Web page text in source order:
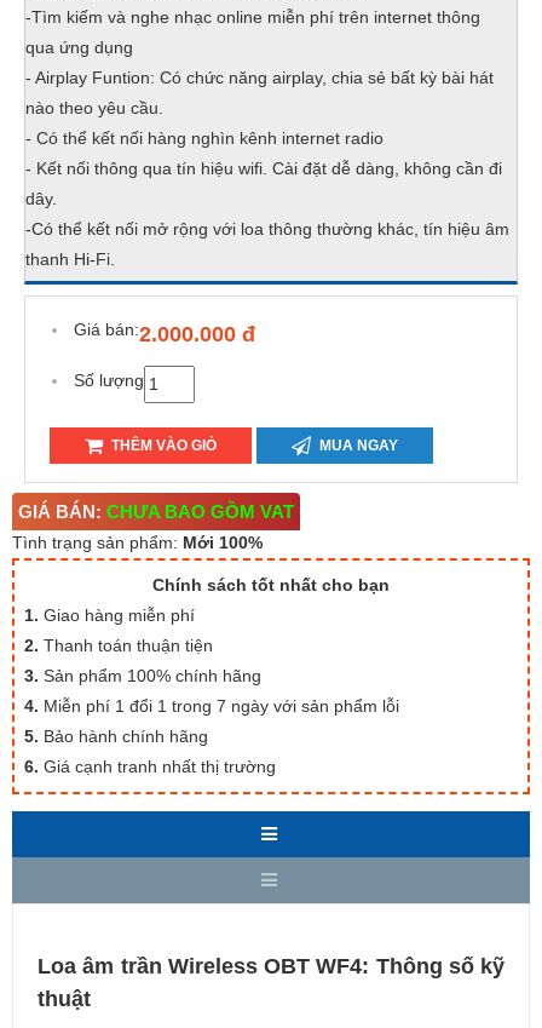
-Tìm kiếm và nghe nhạc online miễn phí trên internet thông
qua ứng dụng
- Airplay Funtion: Có chức năng airplay, chia sẻ bất kỳ bài hát
nào theo yêu cầu.
- Có thể kết nối hàng nghìn kênh internet radio
- Kết nối thông qua tín hiệu wifi. Cài đặt dễ dàng, không cần đi
dây.
-Có thể kết nối mở rộng với loa thông thường khác, tín hiệu âm
thanh Hi-Fi.
Giá bán:2.000.000 đ
Số lượng
THÊM VÀO GIỎ MUA NGAY
GIÁ BÁN: CHƯA BAO GỒM VAT
Tình trạng sản phẩm: Mới 100%
Chính sách tốt nhất cho bạn
1. Giao hàng miễn phí
2. Thanh toán thuận tiện
3. Sản phẩm 100% chính hãng
4. Miễn phí 1 đổi 1 trong 7 ngày với sản phẩm lỗi
5. Bảo hành chính hãng
6. Giá cạnh tranh nhất thị trường
Loa âm trần Wireless OBT WF4: Thông số kỹ
thuật